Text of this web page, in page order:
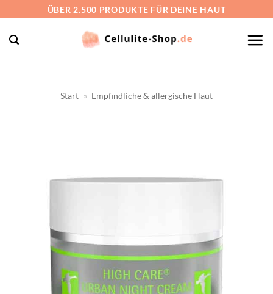
springen
ÜBER 2.500 PRODUKTE FÜR DEINE HAUT
Start » Empfindliche & allergische Haut